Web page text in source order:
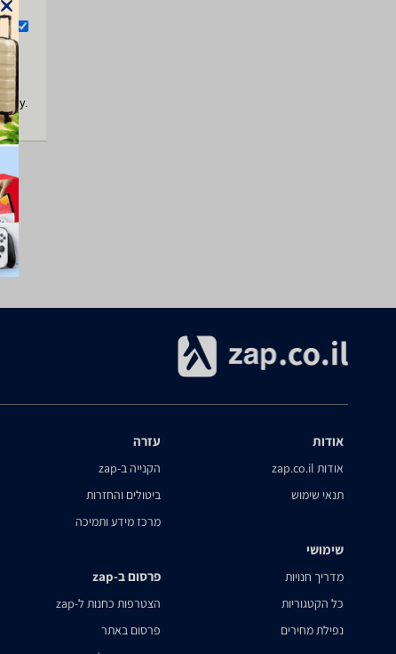
אודות
אודות zap.co.il
תנאי שימוש
שימושי
מדריך חנויות
כל הקטגוריות
נפילת מחירים
עזרה
הקנייה ב-zap
ביטולים והחזרות
מרכז מידע ותמיכה
פרסום ב-zap
הצטרפות כחנות ל-zap
פרסום באתר